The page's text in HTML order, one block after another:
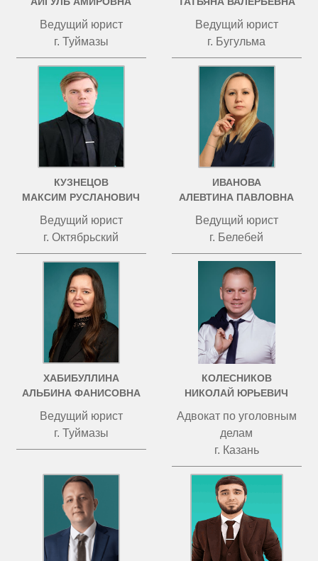
Ведущий юрист
г. Туймазы
Ведущий юрист
г. Бугульма
КУЗНЕЦОВ
МАКСИМ РУСЛАНОВИЧ
Ведущий юрист
г. Октябрьский
ИВАНОВА
АЛЕВТИНА ПАВЛОВНА
Ведущий юрист
г. Белебей
ХАБИБУЛЛИНА
АЛЬБИНА ФАНИСОВНА
Ведущий юрист
г. Туймазы
КОЛЕСНИКОВ
НИКОЛАЙ ЮРЬЕВИЧ
Адвокат по уголовным
делам
г. Казань